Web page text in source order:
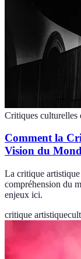
Critiques culturelles
Comment la
Vision du
La critique
compréhension du
enjeux ici.
critique artistique